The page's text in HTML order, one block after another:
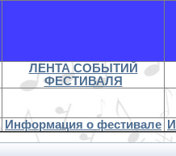
ЛЕНТА СОБЫТИЙ
ФЕСТИВАЛЯ
Информация о фестивале